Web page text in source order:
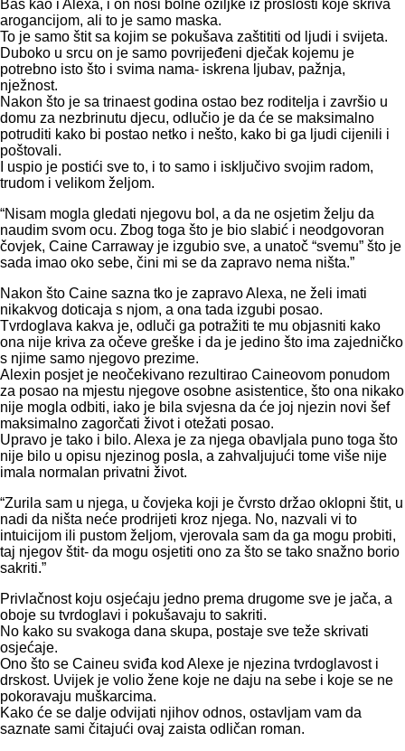
Baš kao i Alexa, i on nosi bolne ožiljke iz prošlosti koje skriva
arogancijom, ali to je samo maska.
To je samo štit sa kojim se pokušava zaštititi od ljudi i svijeta.
Duboko u srcu on je samo povrijeđeni dječak kojemu je
potrebno isto što i svima nama- iskrena ljubav, pažnja,
nježnost.
Nakon što je sa trinaest godina ostao bez roditelja i završio u
domu za nezbrinutu djecu, odlučio je da će se maksimalno
potruditi kako bi postao netko i nešto, kako bi ga ljudi cijenili i
poštovali.
I uspio je postići sve to, i to samo i isključivo svojim radom,
trudom i velikom željom.
“Nisam mogla gledati njegovu bol, a da ne osjetim želju da
naudim svom ocu. Zbog toga što je bio slabić i neodgovoran
čovjek, Caine Carraway je izgubio sve, a unatoč “svemu” što je
sada imao oko sebe, čini mi se da zapravo nema ništa.”
Nakon što Caine sazna tko je zapravo Alexa, ne želi imati
nikakvog doticaja s njom, a ona tada izgubi posao.
Tvrdoglava kakva je, odluči ga potražiti te mu objasniti kako
ona nije kriva za očeve greške i da je jedino što ima zajedničko
s njime samo njegovo prezime.
Alexin posjet je neočekivano rezultirao Caineovom ponudom
za posao na mjestu njegove osobne asistentice, što ona nikako
nije mogla odbiti, iako je bila svjesna da će joj njezin novi šef
maksimalno zagorčati život i otežati posao.
Upravo je tako i bilo. Alexa je za njega obavljala puno toga što
nije bilo u opisu njezinog posla, a zahvaljujući tome više nije
imala normalan privatni život.
“Zurila sam u njega, u čovjeka koji je čvrsto držao oklopni štit, u
nadi da ništa neće prodrijeti kroz njega. No, nazvali vi to
intuicijom ili pustom željom, vjerovala sam da ga mogu probiti,
taj njegov štit- da mogu osjetiti ono za što se tako snažno borio
sakriti.”
Privlačnost koju osjećaju jedno prema drugome sve je jača, a
oboje su tvrdoglavi i pokušavaju to sakriti.
No kako su svakoga dana skupa, postaje sve teže skrivati
osjećaje.
Ono što se Caineu sviđa kod Alexe je njezina tvrdoglavost i
drskost. Uvijek je volio žene koje ne daju na sebe i koje se ne
pokoravaju muškarcima.
Kako će se dalje odvijati njihov odnos, ostavljam vam da
saznate sami čitajući ovaj zaista odličan roman.